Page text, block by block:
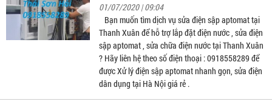
01/07/2020 | 09:04
Bạn muốn tìm dịch vụ sửa điện sập aptomat tại
Thanh Xuân để hỗ trợ lắp đặt điện nước , sửa điện
sập aptomat , sửa chữa điện nước tại Thanh Xuân
? Hãy liên hệ theo số điện thoại : 0918558289 để
được Xử lý điện sập aptomat nhanh gọn, sửa điện
dân dụng tại Hà Nội giá rẻ .